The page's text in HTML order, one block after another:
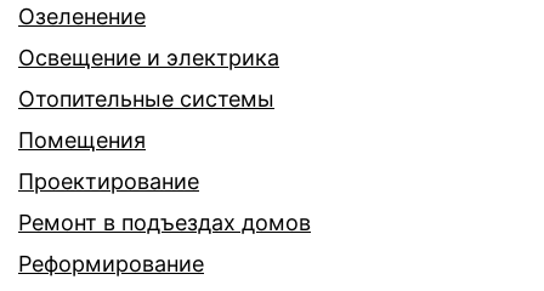
Озеленение
Освещение и электрика
Отопительные системы
Помещения
Проектирование
Ремонт в подъездах домов
Реформирование